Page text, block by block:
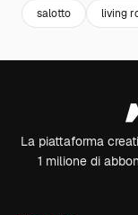
salotto living
La piattaforma
1 milione di